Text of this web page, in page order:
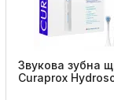
Звукова зубна
Curaprox